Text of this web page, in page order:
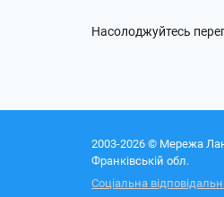
Насолоджуйтесь
2003-2026 © Мережа
Франківській обл.
Соціальна